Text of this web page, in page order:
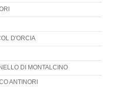
D'ORCIA
DI MONTALCINO
ANTINORI